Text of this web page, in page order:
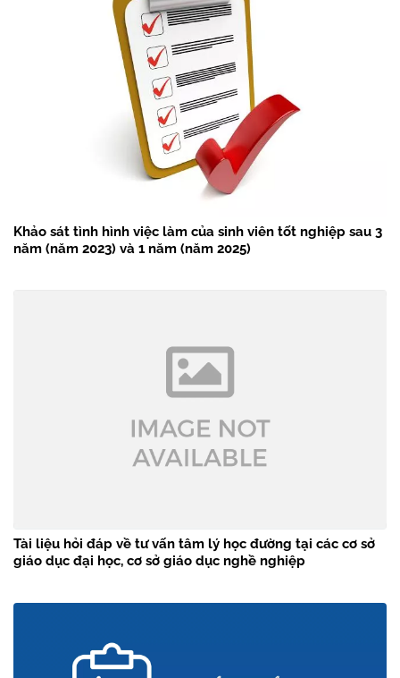
Khảo sát tình hình việc làm của sinh viên tốt nghiệp sau 3
năm (năm 2023) và 1 năm (năm 2025)
Tài liệu hỏi đáp về tư vấn tâm lý học đường tại các cơ sở
giáo dục đại học, cơ sở giáo dục nghề nghiệp